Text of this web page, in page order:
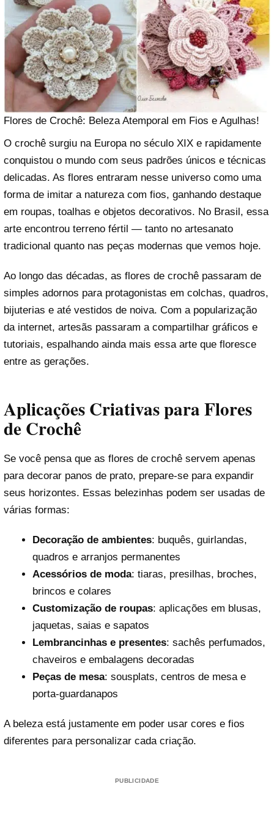
Flores de Crochê: Beleza Atemporal em Fios e Agulhas!
O crochê surgiu na Europa no século XIX e rapidamente
conquistou o mundo com seus padrões únicos e técnicas
delicadas. As flores entraram nesse universo como uma
forma de imitar a natureza com fios, ganhando destaque
em roupas, toalhas e objetos decorativos. No Brasil, essa
arte encontrou terreno fértil — tanto no artesanato
tradicional quanto nas peças modernas que vemos hoje.
Ao longo das décadas, as flores de crochê passaram de
simples adornos para protagonistas em colchas, quadros,
bijuterias e até vestidos de noiva. Com a popularização
da internet, artesãs passaram a compartilhar gráficos e
tutoriais, espalhando ainda mais essa arte que floresce
entre as gerações.
Aplicações Criativas para Flores
de Crochê
Se você pensa que as flores de crochê servem apenas
para decorar panos de prato, prepare-se para expandir
seus horizontes. Essas belezinhas podem ser usadas de
várias formas:
Decoração de ambientes: buquês, guirlandas,
quadros e arranjos permanentes
Acessórios de moda: tiaras, presilhas, broches,
brincos e colares
Customização de roupas: aplicações em blusas,
jaquetas, saias e sapatos
Lembrancinhas e presentes: sachês perfumados,
chaveiros e embalagens decoradas
Peças de mesa: sousplats, centros de mesa e
porta-guardanapos
A beleza está justamente em poder usar cores e fios
diferentes para personalizar cada criação.
PUBLICIDADE